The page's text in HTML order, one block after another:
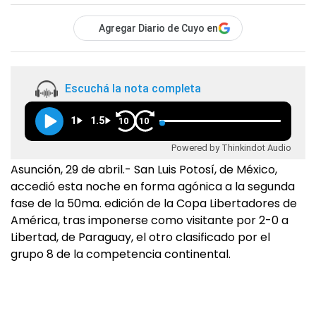
Agregar Diario de Cuyo en
Escuchá la nota completa
1 1.5 10 10
Powered by Thinkindot Audio
Asunción, 29 de abril.- San Luis Potosí, de México,
accedió esta noche en forma agónica a la segunda
fase de la 50ma. edición de la Copa Libertadores de
América, tras imponerse como visitante por 2-0 a
Libertad, de Paraguay, el otro clasificado por el
grupo 8 de la competencia continental.